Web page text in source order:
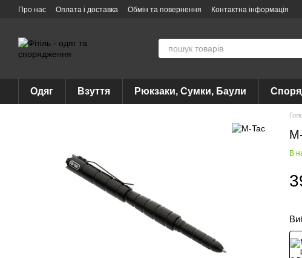
Перейти до основного контенту
Про нас Оплата і доставка Обмін та повернення Контактна інформація
Одяг Взуття Рюкзаки, Сумки, Баули
В